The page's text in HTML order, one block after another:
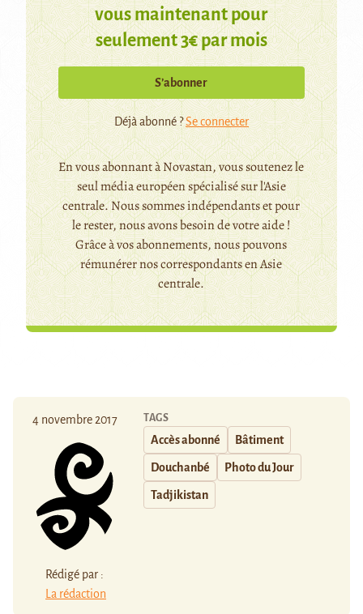
vous maintenant pour
seulement 3€ par mois
S’abonner
Déjà abonné ?Se connecter
En vous abonnant à Novastan, vous soutenez le
seul média européen spécialisé sur l'Asie
centrale. Nous sommes indépendants et pour
le rester, nous avons besoin de votre aide !
Grâce à vos abonnements, nous pouvons
rémunérer nos correspondants en Asie
centrale.
4 novembre 2017
Rédigé par :
La rédaction
TAGS
Accès abonné Bâtiment
Douchanbé Photo du Jour
Tadjikistan